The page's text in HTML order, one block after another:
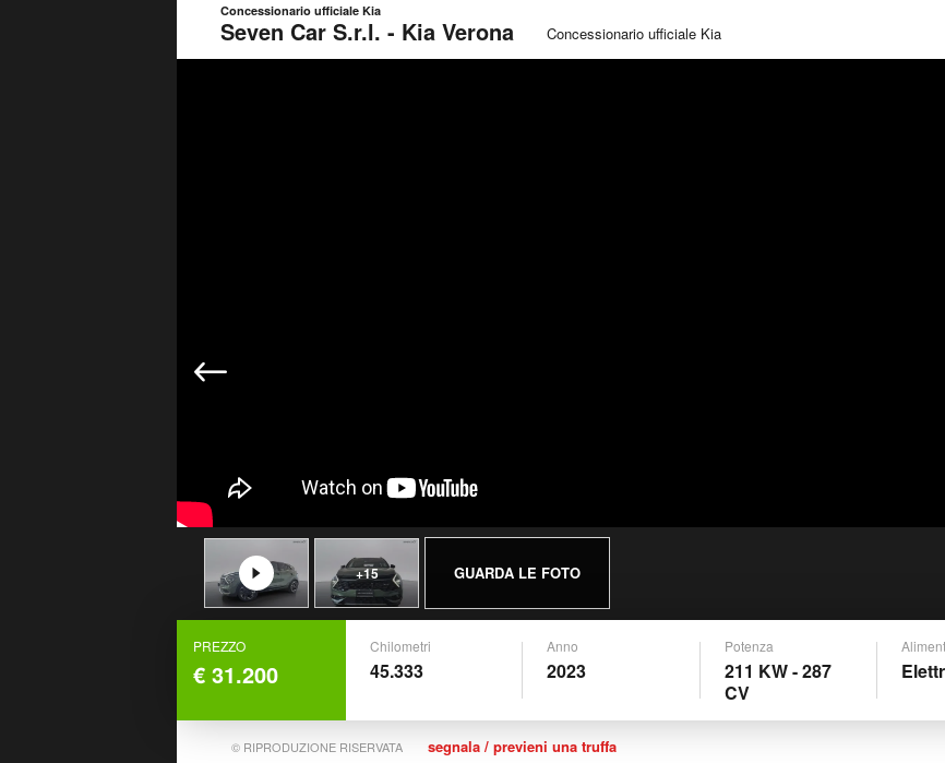
Concessionario ufficiale Kia
Seven Car S.r.l. - Kia Verona Concessionario ufficiale Kia
+15 GUARDA LE FOTO
PREZZO
€ 31.200
Chilometri
45.333
Anno
2023
Potenza
211 KW - 287
CV
© RIPRODUZIONE RISERVATA segnala / previeni una truffa